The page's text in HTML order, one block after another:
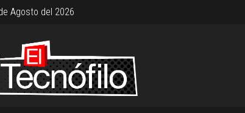
Agosto del 2026